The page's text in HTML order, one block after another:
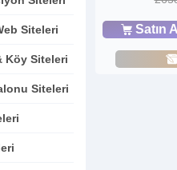
Siteleri
Köy Siteleri
Siteleri
Satın Al